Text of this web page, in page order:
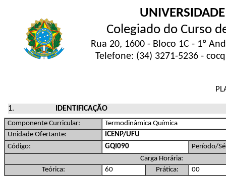
Colegiado do Curso
Rua 20, 1600 - Bloco 1C - 1º
Telefone: (34) 3271-5236 -
IDENTIFICAÇÃO
Componente Curricular:
Termodinâmica Química
Unidade Ofertante:
ICENP/UFU
Código:
GQI090
Período/
Carga Horária:
Teórica:
60 Prática:
00